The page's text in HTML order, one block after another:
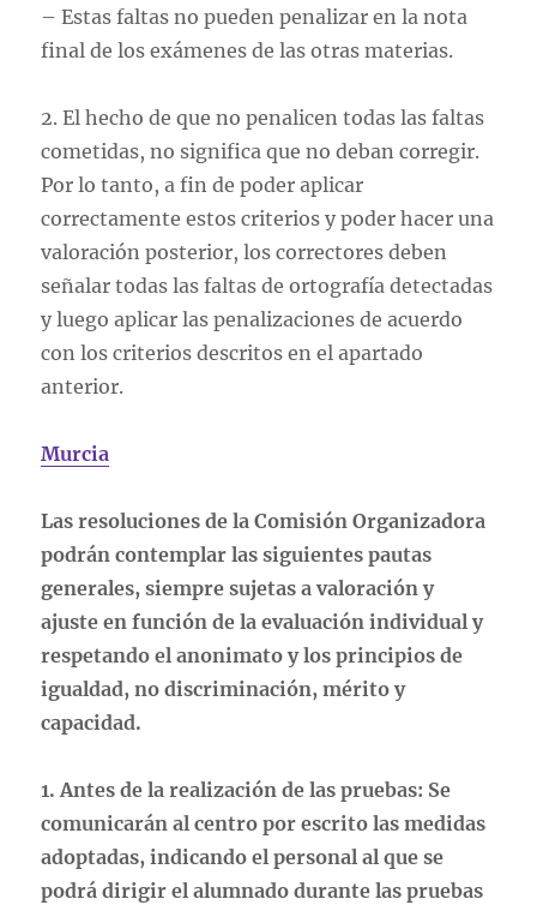
– Estas faltas no pueden penalizar en la nota
final de los exámenes de las otras materias.
2. El hecho de que no penalicen todas las faltas
cometidas, no significa que no deban corregir.
Por lo tanto, a fin de poder aplicar
correctamente estos criterios y poder hacer una
valoración posterior, los correctores deben
señalar todas las faltas de ortografía detectadas
y luego aplicar las penalizaciones de acuerdo
con los criterios descritos en el apartado
anterior.
Murcia
Las resoluciones de la Comisión Organizadora
podrán contemplar las siguientes pautas
generales, siempre sujetas a valoración y
ajuste en función de la evaluación individual y
respetando el anonimato y los principios de
igualdad, no discriminación, mérito y
capacidad.
1. Antes de la realización de las pruebas: Se
comunicarán al centro por escrito las medidas
adoptadas, indicando el personal al que se
podrá dirigir el alumnado durante las pruebas